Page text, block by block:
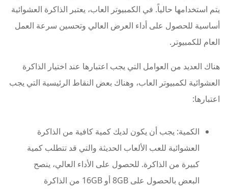
يتم استخدامها حالياً. في الكمبيوتر العاب، يعتبر الذاكرة العشوائية
أساسية للحصول على أداء العرض العالي وتحسين سرعة العمل
العام للكمبيوتر.
هناك العديد من العوامل التي يجب اعتبارها عند اختيار الذاكرة
العشوائية لكمبيوتر العاب، وهناك بعض النقاط الرئيسية التي يجب
اعتبارها:
الكمية: يجب أن يكون لديك كمية كافية من الذاكرة
العشوائية للعب الألعاب الحديثة والتي قد تتطلب كمية
كبيرة من الذاكرة. للحصول على الأداء العالي، ينصح
البعض بالحصول على 8GB أو 16GB من الذاكرة